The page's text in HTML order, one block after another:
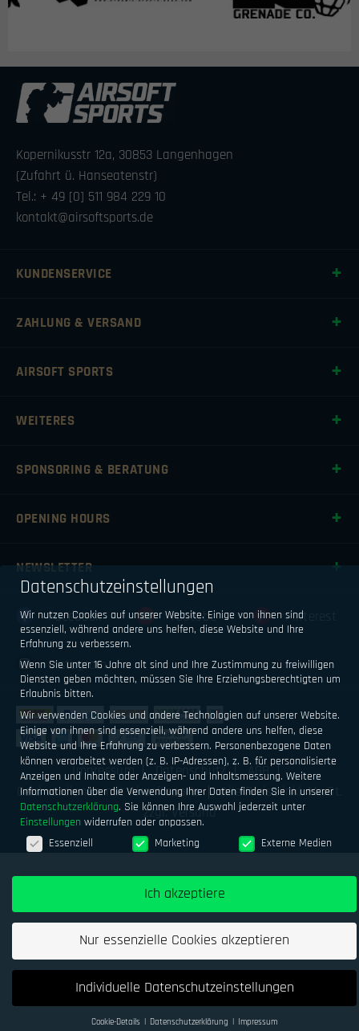
Kopernikusstr 12a, 30853 Langenhagen
(Zufahrt ü. Hanseatenstr)
Tel.: + 49 [0] 511 984 229 10
kontakt@airsoftsports.de
KUNDENSERVICE
ZAHLUNG & VERSAND
AIRSOFT SPORTS
WEITERES
SPONSORING & BERATUNG
OPENING HOURS
NEWSLETTER
Facebook Youtube Pinterest
Instagram
Impressum Datenschutz
AGB
Geld verdienen mit Airsoftsports
Alle Preise inkl. MwSt.
zzgl. Versand
Datenschutzeinstellungen
Wir nutzen Cookies auf unserer Website. Einige von ihnen sind
essenziell, während andere uns helfen, diese Website und Ihre
Erfahrung zu verbessern.
Wenn Sie unter 16 Jahre alt sind und Ihre Zustimmung zu freiwilligen
Diensten geben möchten, müssen Sie Ihre Erziehungsberechtigten um
Erlaubnis bitten.
Wir verwenden Cookies und andere Technologien auf unserer Website.
Einige von ihnen sind essenziell, während andere uns helfen, diese
Website und Ihre Erfahrung zu verbessern. Personenbezogene Daten
können verarbeitet werden (z. B. IP-Adressen), z. B. für personalisierte
Anzeigen und Inhalte oder Anzeigen- und Inhaltsmessung. Weitere
Informationen über die Verwendung Ihrer Daten finden Sie in unserer
Datenschutzerklärung. Sie können Ihre Auswahl jederzeit unter
Einstellungen widerrufen oder anpassen.
Datenschutzeinstellungen
Essenziell Marketing Externe Medien
Ich akzeptiere
Nur essenzielle Cookies akzeptieren
Individuelle Datenschutzeinstellungen
Cookie-Details Datenschutzerklärung Impressum